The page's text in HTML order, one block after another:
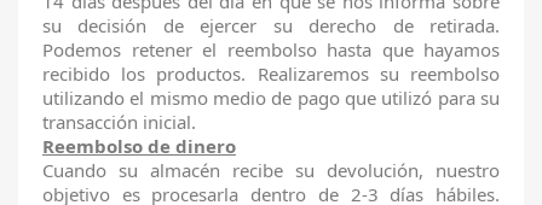
su decisión de ejercer su derecho de retirada.
Podemos retener el reembolso hasta que hayamos
recibido los productos. Realizaremos su reembolso
utilizando el mismo medio de pago que utilizó para su
transacción inicial.
Reembolso de dinero
Cuando su almacén recibe su devolución, nuestro
objetivo es procesarla dentro de 2-3 días hábiles.